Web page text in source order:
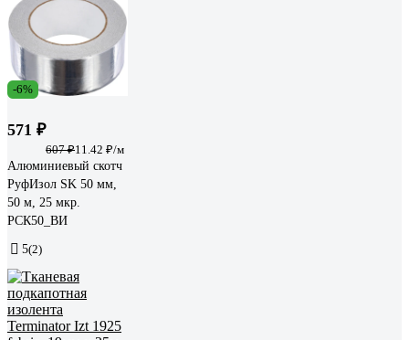
-6%
571 ₽
607 ₽11.42 ₽/м
Алюминиевый скотч
РуфИзол SK 50 мм,
50 м, 25 мкр.
РСК50_ВИ
5(2)